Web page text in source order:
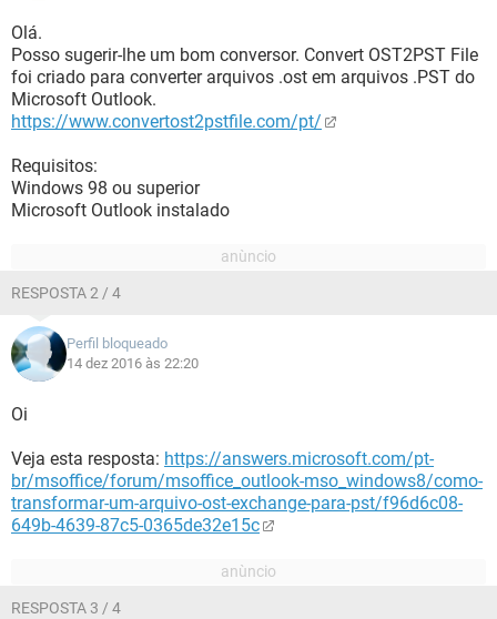
Olá.
Posso sugerir-lhe um bom conversor. Convert OST2PST File
foi criado para converter arquivos .ost em arquivos .PST do
Microsoft Outlook.
https://www.convertost2pstfile.com/pt/
Requisitos:
Windows 98 ou superior
Microsoft Outlook instalado
RESPOSTA 2 / 4
Perfil bloqueado
14 dez 2016 às 22:20
Oi
Veja esta resposta: https://answers.microsoft.com/pt-
br/msoffice/forum/msoffice_outlook-mso_windows8/como-
transformar-um-arquivo-ost-exchange-para-pst/f96d6c08-
649b-4639-87c5-0365de32e15c
RESPOSTA 3 / 4